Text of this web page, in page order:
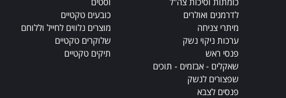
לדרמנים ואולרים
מיתרי צניחה
ערכות ניקוי נשק
פנסי ראש
שאקלים - אבזמים - תוכים
שפצורים לנשק
פנסים לצבא
כובעים טקטיים
מוצרים נלווים לחייל וללוחם
שלוקרים טקטיים
תיקים טקטיים